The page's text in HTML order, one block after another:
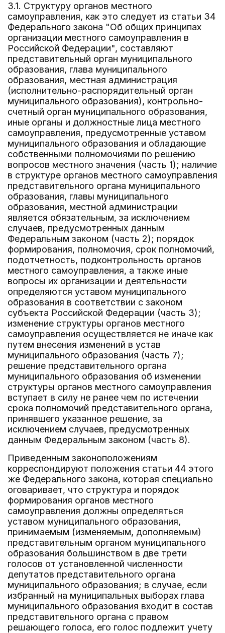
3.1. Структуру органов местного
самоуправления, как это следует из статьи 34
Федерального закона "Об общих принципах
организации местного самоуправления в
Российской Федерации", составляют
представительный орган муниципального
образования, глава муниципального
образования, местная администрация
(исполнительно-распорядительный орган
муниципального образования), контрольно-
счетный орган муниципального образования,
иные органы и должностные лица местного
самоуправления, предусмотренные уставом
муниципального образования и обладающие
собственными полномочиями по решению
вопросов местного значения (часть 1); наличие
в структуре органов местного самоуправления
представительного органа муниципального
образования, главы муниципального
образования, местной администрации
является обязательным, за исключением
случаев, предусмотренных данным
Федеральным законом (часть 2); порядок
формирования, полномочия, срок полномочий,
подотчетность, подконтрольность органов
местного самоуправления, а также иные
вопросы их организации и деятельности
определяются уставом муниципального
образования в соответствии с законом
субъекта Российской Федерации (часть 3);
изменение структуры органов местного
самоуправления осуществляется не иначе как
путем внесения изменений в устав
муниципального образования (часть 7);
решение представительного органа
муниципального образования об изменении
структуры органов местного самоуправления
вступает в силу не ранее чем по истечении
срока полномочий представительного органа,
принявшего указанное решение, за
исключением случаев, предусмотренных
данным Федеральным законом (часть 8).
Приведенным законоположениям
корреспондируют положения статьи 44 этого
же Федерального закона, которая специально
оговаривает, что структура и порядок
формирования органов местного
самоуправления должны определяться
уставом муниципального образования,
принимаемым (изменяемым, дополняемым)
представительным органом муниципального
образования большинством в две трети
голосов от установленной численности
депутатов представительного органа
муниципального образования; в случае, если
избранный на муниципальных выборах глава
муниципального образования входит в состав
представительного органа с правом
решающего голоса, его голос подлежит учету